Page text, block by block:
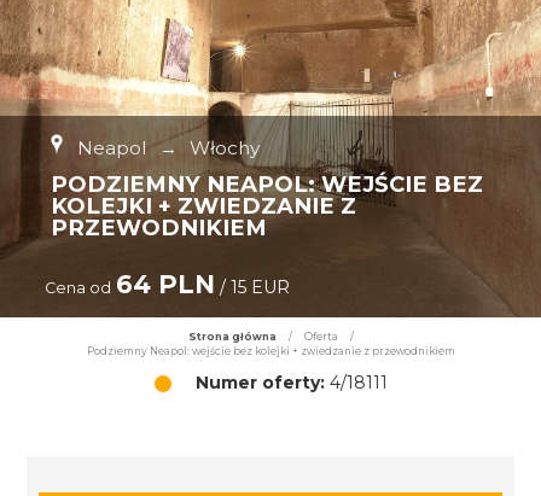
Neapol → Włochy
PODZIEMNY NEAPOL: WEJŚCIE BEZ
KOLEJKI + ZWIEDZANIE Z
PRZEWODNIKIEM
Cena od 64 PLN / 15 EUR
Strona główna / Oferta
/
Podziemny Neapol: wejście bez kolejki + zwiedzanie z przewodnikiem
Numer oferty:4/18111